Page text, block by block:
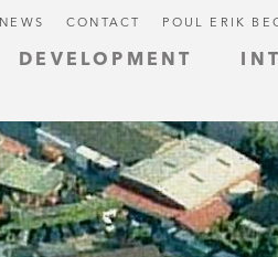
DEVELOPMENT
NEWS CONTACT POUL ERIK